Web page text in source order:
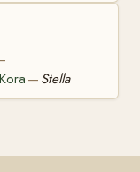
Kora — Stella